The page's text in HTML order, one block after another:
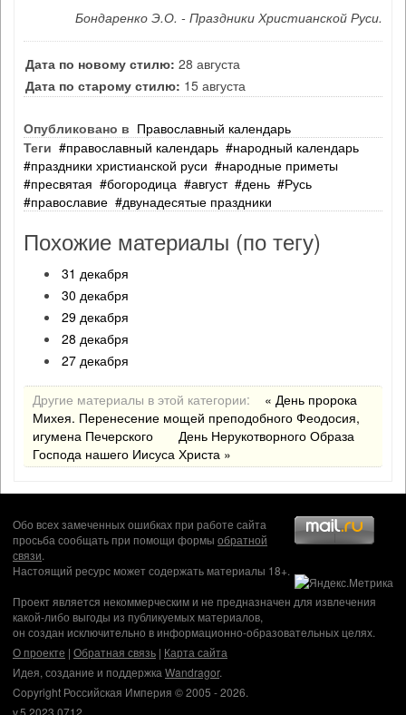
Бондаренко Э.О. - Праздники Христианской Руси.
Дата по новому стилю: 28 августа
Дата по старому стилю: 15 августа
Опубликовано в Православный календарь
Теги
православный календарь
народный календарь
праздники христианской руси
народные приметы
пресвятая
богородица август день
Русь
православие
двунадесятые праздники
Похожие материалы (по тегу)
31 декабря
30 декабря
29 декабря
28 декабря
27 декабря
Другие материалы в этой категории:
« День пророка
Михея. Перенесение мощей преподобного Феодосия,
игумена Печерского
День Нерукотворного Образа
Господа нашего Иисуса Христа »
Обо всех замеченных ошибках при работе сайта
просьба сообщать при помощи формы обратной
связи.
Настоящий ресурс может содержать материалы 18+.
Проект является некоммерческим и не предназначен для извлечения
какой-либо выгоды из публикуемых материалов,
он создан исключительно в информационно-образовательных целях.
О проекте | Обратная связь | Карта сайта
Идея, создание и поддержка Wandragor.
Copyright Российская Империя © 2005 - 2026.
v.5.2023.0712